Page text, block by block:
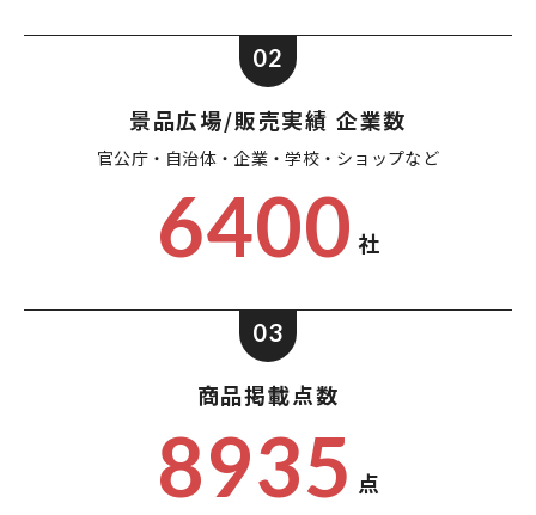
02
景品広場/販売実績 企業数
官公庁・自治体・企業・学校・ショップなど
6400 社
03
商品掲載点数
8935 点